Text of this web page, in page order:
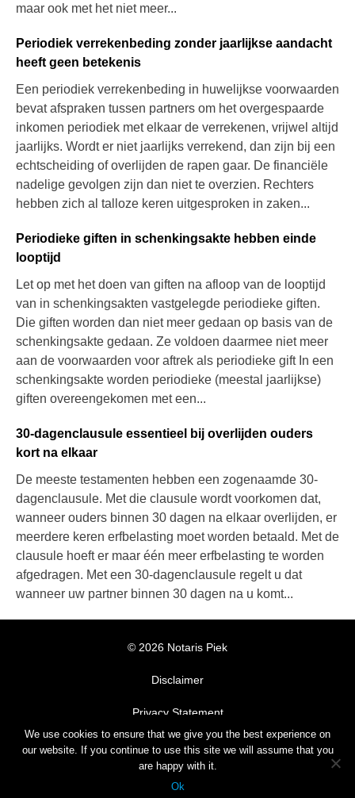
maar ook met het niet meer...
Periodiek verrekenbeding zonder jaarlijkse aandacht
heeft geen betekenis
Een periodiek verrekenbeding in huwelijkse voorwaarden
bevat afspraken tussen partners om het overgespaarde
inkomen periodiek met elkaar de verrekenen, vrijwel altijd
jaarlijks. Wordt er niet jaarlijks verrekend, dan zijn bij een
echtscheiding of overlijden de rapen gaar. De financiële
nadelige gevolgen zijn dan niet te overzien. Rechters
hebben zich al talloze keren uitgesproken in zaken...
Periodieke giften in schenkingsakte hebben einde
looptijd
Let op met het doen van giften na afloop van de looptijd
van in schenkingsakten vastgelegde periodieke giften.
Die giften worden dan niet meer gedaan op basis van de
schenkingsakte gedaan. Ze voldoen daarmee niet meer
aan de voorwaarden voor aftrek als periodieke gift In een
schenkingsakte worden periodieke (meestal jaarlijkse)
giften overeengekomen met een...
30-dagenclausule essentieel bij overlijden ouders
kort na elkaar
De meeste testamenten hebben een zogenaamde 30-
dagenclausule. Met die clausule wordt voorkomen dat,
wanneer ouders binnen 30 dagen na elkaar overlijden, er
meerdere keren erfbelasting moet worden betaald. Met de
clausule hoeft er maar één meer erfbelasting te worden
afgedragen. Met een 30-dagenclausule regelt u dat
wanneer uw partner binnen 30 dagen na u komt...
© 2026 Notaris Piek
Disclaimer
Privacy Statement
Algemene Voorwaarden
We use cookies to ensure that we give you the best experience on
our website. If you continue to use this site we will assume that you
are happy with it.
Ok